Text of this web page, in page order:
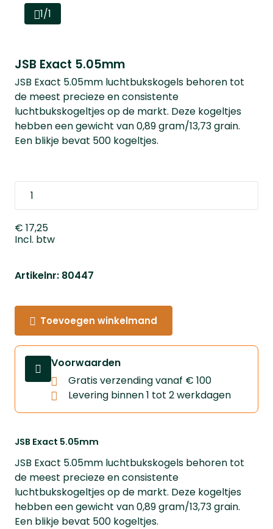
JSB Exact 5.05mm
JSB Exact 5.05mm luchtbukskogels behoren tot
de meest precieze en consistente
luchtbukskogeltjes op de markt. Deze kogeltjes
hebben een gewicht van 0,89 gram/13,73 grain.
Een blikje bevat 500 kogeltjes.
1/1
JSB Exact 5.05mm
JSB Exact 5.05mm luchtbukskogels behoren tot
de meest precieze en consistente
luchtbukskogeltjes op de markt. Deze kogeltjes
hebben een gewicht van 0,89 gram/13,73 grain.
Een blikje bevat 500 kogeltjes.
€ 17,25
Incl. btw
Artikelnr: 80447
Toevoegen winkelmand
Voorwaarden
Gratis verzending vanaf € 100
Levering binnen 1 tot 2 werkdagen